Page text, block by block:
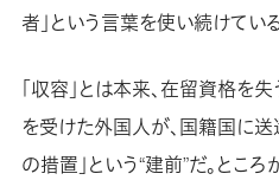
者」という言葉を使い続けてい
「収容」とは本来、在留資格を
を受けた外国人が、国籍国に送
の措置」という“建前”だ。とこ